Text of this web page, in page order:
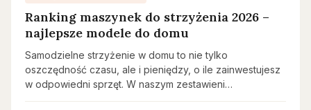
Ranking maszynek do strzyżenia 2026 –
najlepsze modele do domu
Samodzielne strzyżenie w domu to nie tylko
oszczędność czasu, ale i pieniędzy, o ile zainwestujesz
w odpowiedni sprzęt. W naszym zestawieni…